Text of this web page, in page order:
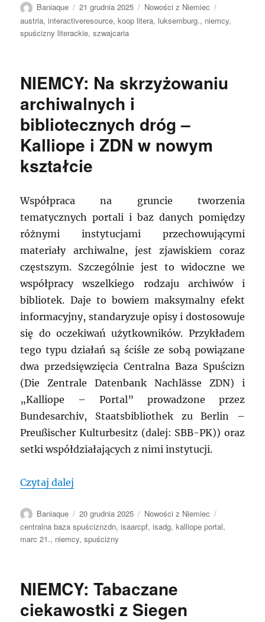
Autor
Baniaque
Data
publikacji
21 grudnia 2025 Kategorie
Nowości z Niemiec
austria,interactiveresource,koop litera, luksemburg., niemcy,
spuścizny literackie,szwajcaria
NIEMCY: Na skrzyżowaniu
archiwalnych i
bibliotecznych dróg –
Kalliope i ZDN w nowym
kształcie
Współpraca na gruncie tworzenia
tematycznych portali i baz danych pomiędzy
różnymi instytucjami przechowującymi
materiały archiwalne, jest zjawiskiem coraz
częstszym. Szczególnie jest to widoczne we
współpracy wszelkiego rodzaju archiwów i
bibliotek. Daje to bowiem maksymalny efekt
informacyjny, standaryzuje opisy i dostosowuje
się do oczekiwań użytkowników. Przykładem
tego typu działań są ściśle ze sobą powiązane
dwa przedsięwzięcia Centralna Baza Spuścizn
(Die Zentrale Datenbank Nachlässe ZDN) i
„Kalliope – Portal” prowadzone przez
Bundesarchiv, Staatsbibliothek zu Berlin –
Preußischer Kulturbesitz (dalej: SBB-PK)) oraz
setki współdziałających z nimi instytucji.
Czytaj dalej
Autor
Baniaque
Data
publikacji
20 grudnia 2025 Kategorie
Nowości z Niemiec
centralna baza spuściznzdn,isaarcpf,isadg,kalliope portal,
marc 21., niemcy,spuścizny
NIEMCY: Tabaczane
ciekawostki z Siegen